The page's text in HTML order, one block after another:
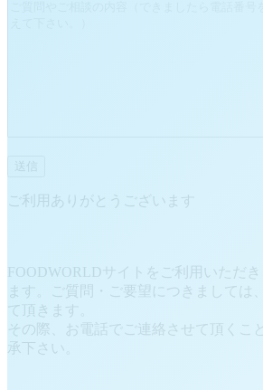
ご利用ありがとうございます
FOODWORLDサイトをご利用いただ
ます。ご質問・ご要望につきましては
て頂きます。
その際、お電話でご連絡させて頂くこ
承下さい。